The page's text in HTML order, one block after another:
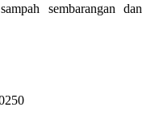
sembarangan dan